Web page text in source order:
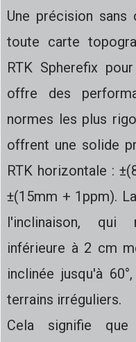
Une précision
toute carte
RTK Spherefix
offre des
normes les plus
offrent une solide
RTK horizontale :
±(15mm + 1ppm).
l'inclinaison, qui
inférieure à 2 cm
inclinée jusqu'à
terrains irréguliers.
Cela signifie